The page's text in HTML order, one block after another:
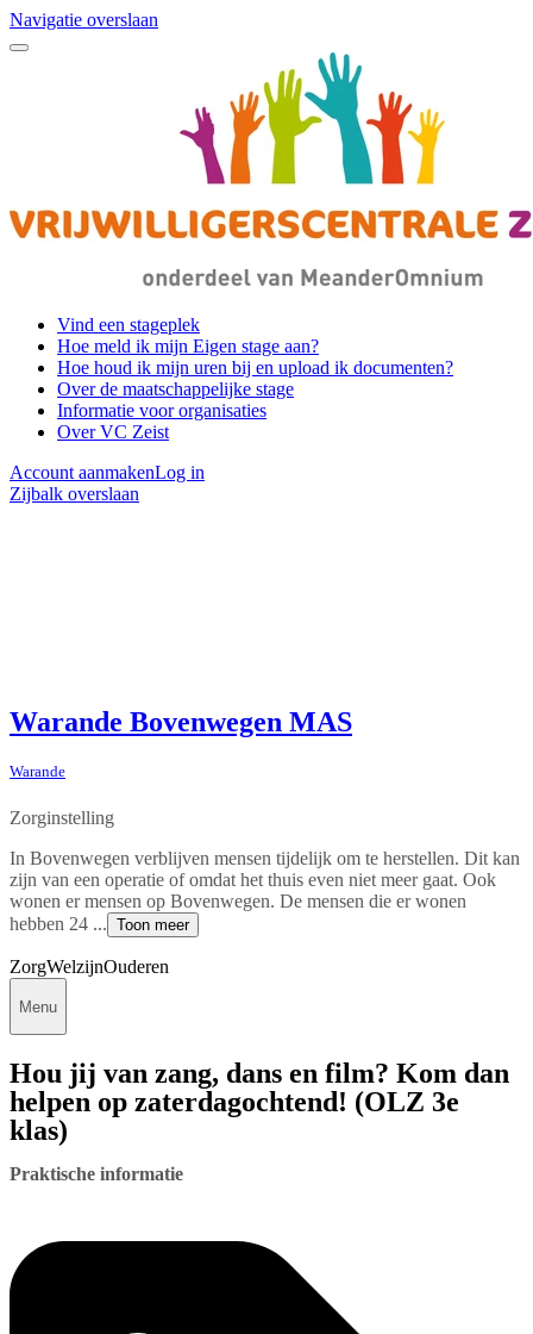
Navigatie overslaan
Vind een stageplek
Hoe meld ik mijn Eigen stage aan?
Hoe houd ik mijn uren bij en upload ik documenten?
Over de maatschappelijke stage
Informatie voor organisaties
Over VC Zeist
Account aanmakenLog in
Zijbalk overslaan
Warande Bovenwegen MAS
Warande
Zorginstelling
In Bovenwegen verblijven mensen tijdelijk om te herstellen. Dit kan
zijn van een operatie of omdat het thuis even niet meer gaat. Ook
wonen er mensen op Bovenwegen. De mensen die er wonen
hebben 24 ... Toon meer
ZorgWelzijnOuderen
Menu
Hou jij van zang, dans en film? Kom dan
helpen op zaterdagochtend! (OLZ 3e
klas)
Praktische informatie